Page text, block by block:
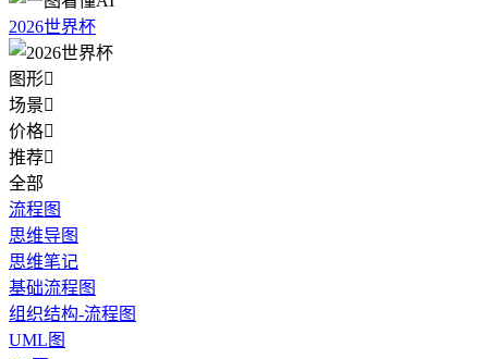
2026世界杯
图形
场景
价格
推荐
全部
流程图
思维导图
思维笔记
基础流程图
组织结构-流程图
UML图